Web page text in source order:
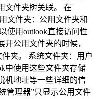
文件夹树关联。 在
文件夹：公用文件夹和
使用outlook直接访问性
公用文件夹的时候，
件夹。 系统文件夹：用户
中使用这些文件夹存储
机地址等一些详细的信
管理器”只显示公用文件